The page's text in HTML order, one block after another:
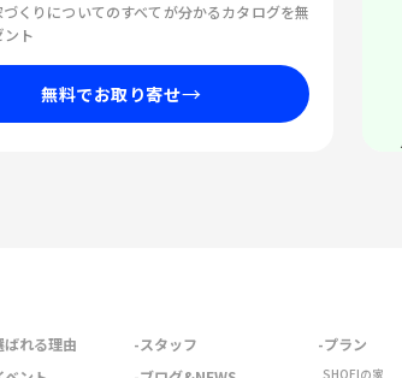
づくりについてのすべてが分かるカタログを無
ント
無料でお取り寄せ→
ばれる理由
スタッフ
プラン
SHOEIの家